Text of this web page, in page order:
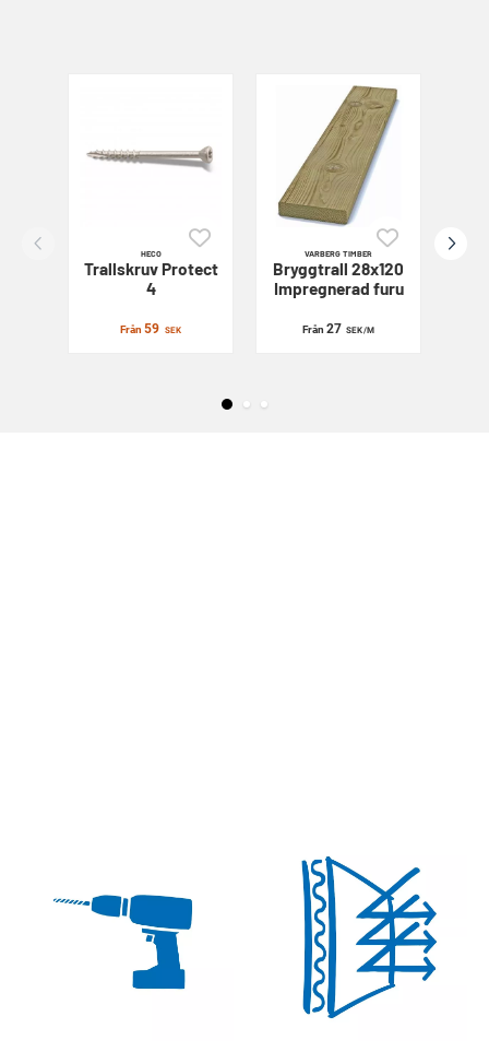
HECO
TrallskruvProtect
4
Från59 SEK
VARBERG TIMBER
Bryggtrall 28x120
Impregnerad furu
Från 27 SEK/M